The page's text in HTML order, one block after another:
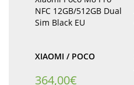
NFC 12GB/512GB Dual
Sim Black EU
XIAOMI / POCO
364,00€